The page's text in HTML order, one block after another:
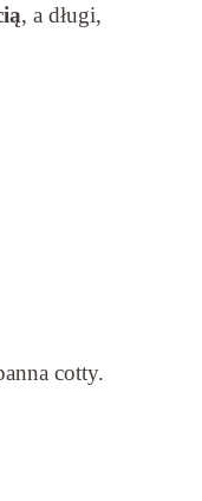
, a długi,
cotty.